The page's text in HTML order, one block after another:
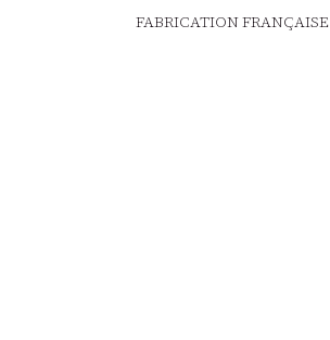
FABRICATION FRANÇAISE